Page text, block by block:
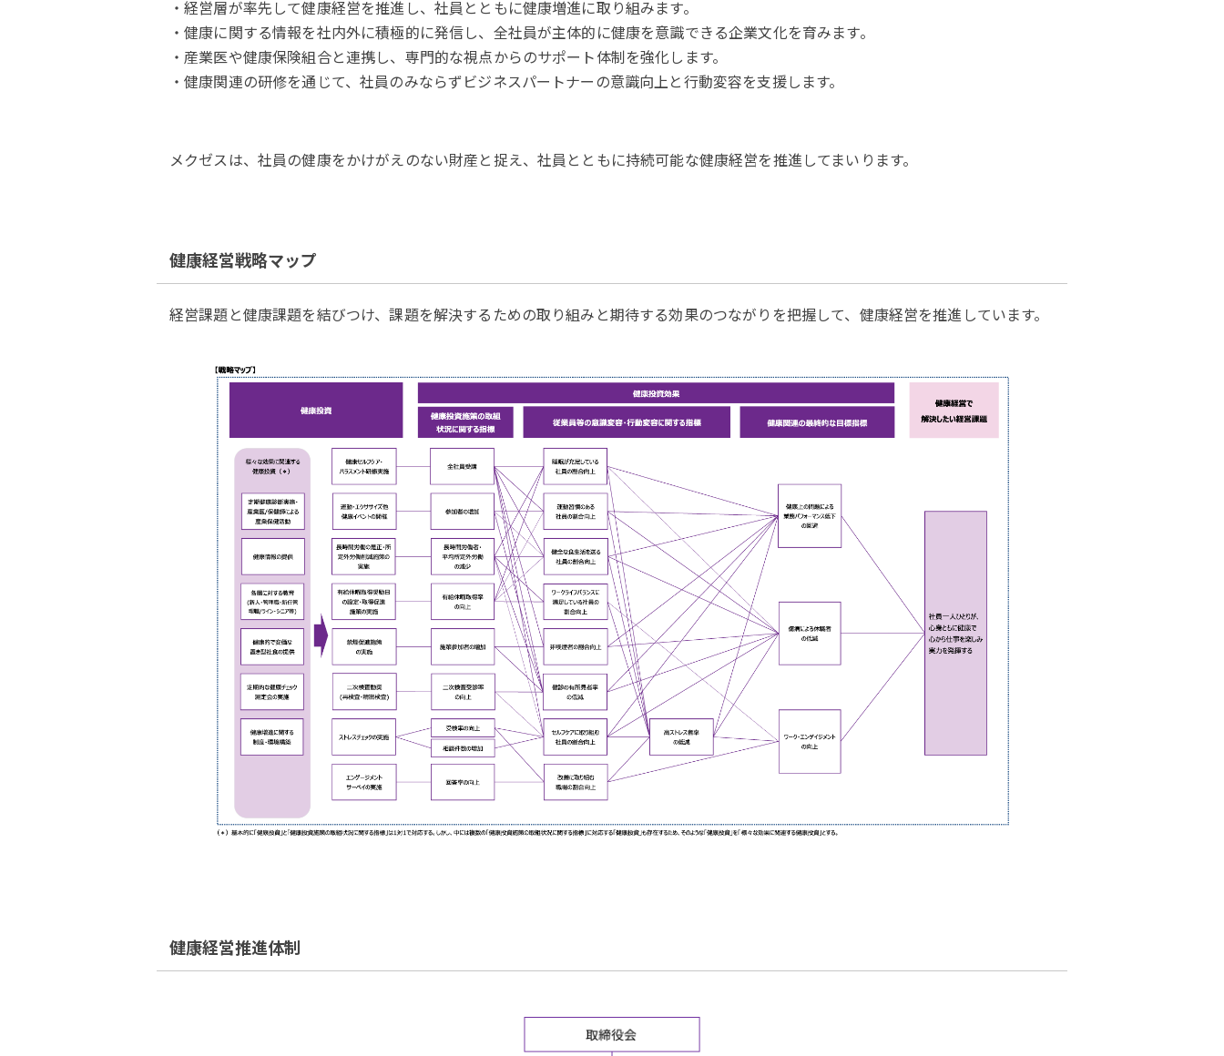
・経営層が率先して健康経営を推進し、社員とともに健康増進に取り組みます。
・健康に関する情報を社内外に積極的に発信し、全社員が主体的に健康を意識できる企業文化を育みます。
・産業医や健康保険組合と連携し、専門的な視点からのサポート体制を強化します。
・健康関連の研修を通じて、社員のみならずビジネスパートナーの意識向上と行動変容を支援します。
メクゼスは、社員の健康をかけがえのない財産と捉え、社員とともに持続可能な健康経営を推進してまいります。
健康経営戦略マップ
経営課題と健康課題を結びつけ、課題を解決するための取り組みと期待する効果のつながりを把握して、健康経営を推進しています。
健康経営推進体制